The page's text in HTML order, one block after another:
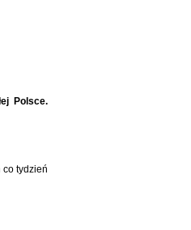
Polsce.
co tydzień